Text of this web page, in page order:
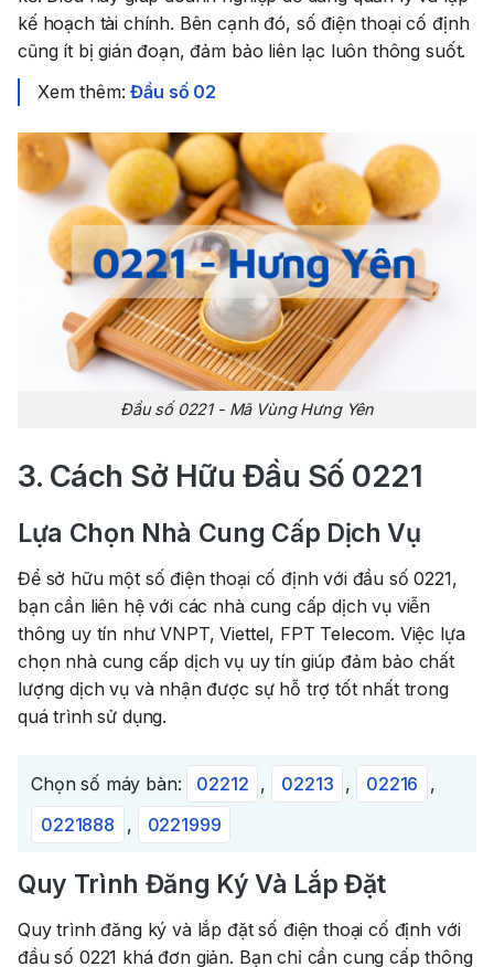
kế hoạch tài chính. Bên cạnh đó, số điện thoại cố định
cũng ít bị gián đoạn, đảm bảo liên lạc luôn thông suốt.
Xem thêm:Đầu số 02
Đầu số 0221 - Mã Vùng Hưng Yên
3. Cách Sở Hữu Đầu Số 0221
Lựa Chọn Nhà Cung Cấp Dịch Vụ
Để sở hữu một số điện thoại cố định với đầu số 0221,
bạn cần liên hệ với các nhà cung cấp dịch vụ viễn
thông uy tín như VNPT, Viettel, FPT Telecom. Việc lựa
chọn nhà cung cấp dịch vụ uy tín giúp đảm bảo chất
lượng dịch vụ và nhận được sự hỗ trợ tốt nhất trong
quá trình sử dụng.
Chọn số máy bàn: 02212 , 02213 , 02216
,
0221888
, 0221999
Quy Trình Đăng Ký Và Lắp Đặt
Quy trình đăng ký và lắp đặt số điện thoại cố định với
đầu số 0221 khá đơn giản. Bạn chỉ cần cung cấp thông